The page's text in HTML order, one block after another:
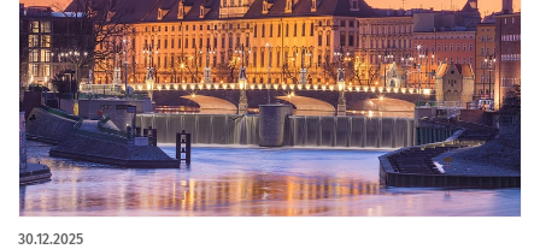
30.12.2025
artykuł z galerią zdjęć